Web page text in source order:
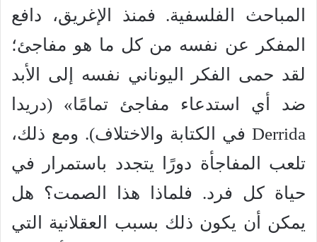
المباحث الفلسفية. فمنذ الإغريق، دافع
المفكر عن نفسه من كل ما هو مفاجئ؛
لقد حمى الفكر اليوناني نفسه إلى الأبد
ضد أي استدعاء مفاجئ تمامًا» (دريدا
Derrida في الكتابة والاختلاف). ومع ذلك،
تلعب المفاجأة دورًا يتجدد باستمرار في
حياة كل فرد. فلماذا هذا الصمت؟ هل
يمكن أن يكون ذلك بسبب العقلانية التي